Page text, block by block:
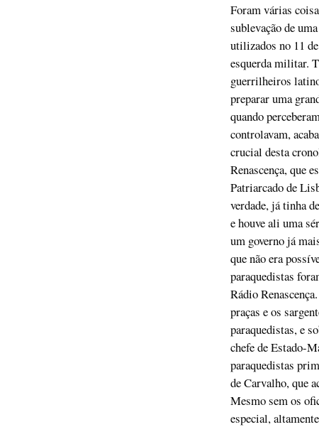
Foram várias
sublevação de
utilizados no 11
esquerda militar.
guerrilheiros
preparar uma
quando
controlavam,
crucial desta
Renascença, que
Patriarcado de
verdade, já tinha
e houve ali uma
um governo já
que não era
paraquedistas
Rádio
praças e os
paraquedistas, e
chefe de Estado-
paraquedistas
de Carvalho, que
Mesmo sem os
especial,